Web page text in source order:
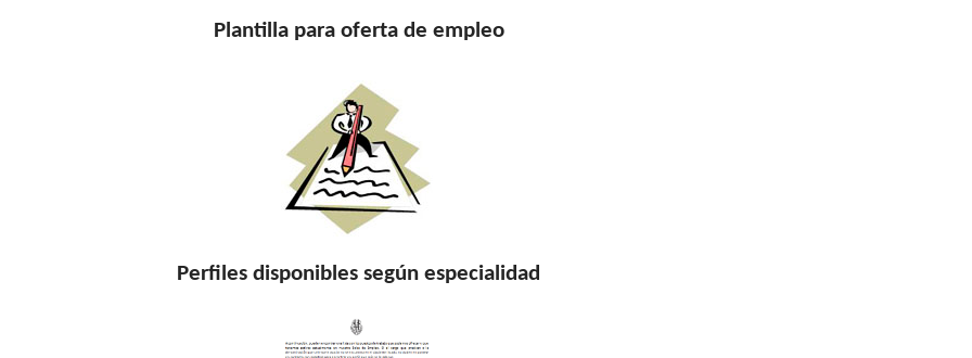
Plantilla para oferta de empleo
Perfiles disponibles según especialidad